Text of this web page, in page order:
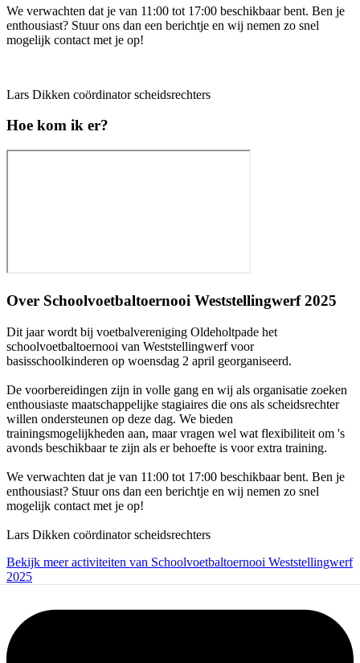
We verwachten dat je van 11:00 tot 17:00 beschikbaar bent. Ben je
enthousiast? Stuur ons dan een berichtje en wij nemen zo snel
mogelijk contact met je op!
Lars Dikken coördinator scheidsrechters
Hoe kom ik er?
Over Schoolvoetbaltoernooi Weststellingwerf 2025
Dit jaar wordt bij voetbalvereniging Oldeholtpade het
schoolvoetbaltoernooi van Weststellingwerf voor
basisschoolkinderen op woensdag 2 april georganiseerd.
De voorbereidingen zijn in volle gang en wij als organisatie zoeken
enthousiaste maatschappelijke stagiaires die ons als scheidsrechter
willen ondersteunen op deze dag. We bieden
trainingsmogelijkheden aan, maar vragen wel wat flexibiliteit om 's
avonds beschikbaar te zijn als er behoefte is voor extra training.
We verwachten dat je van 11:00 tot 17:00 beschikbaar bent. Ben je
enthousiast? Stuur ons dan een berichtje en wij nemen zo snel
mogelijk contact met je op!
Lars Dikken coördinator scheidsrechters
Bekijk meer activiteiten van Schoolvoetbaltoernooi Weststellingwerf
2025